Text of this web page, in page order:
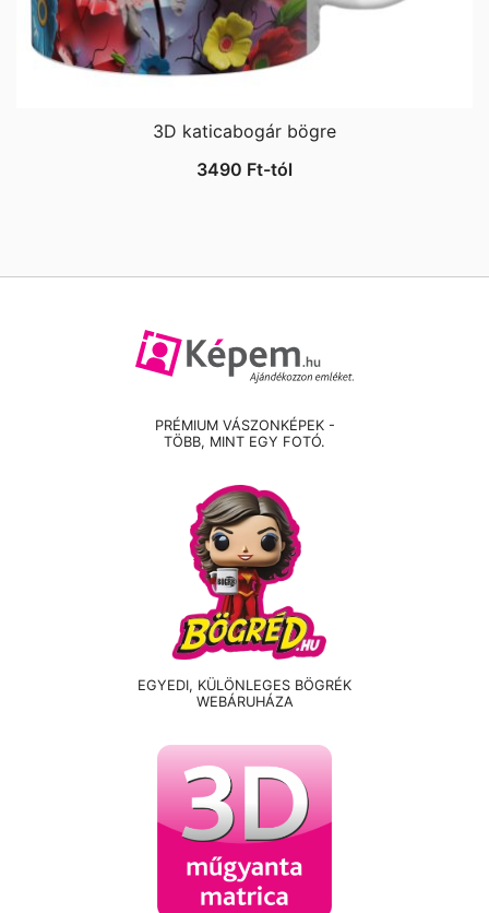
3D katicabogár bögre
3490 Ft-tól
PRÉMIUM VÁSZONKÉPEK -
TÖBB, MINT EGY FOTÓ.
EGYEDI, KÜLÖNLEGES BÖGRÉK
WEBÁRUHÁZA